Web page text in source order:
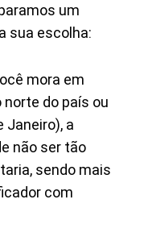
um
sua escolha:
mora em
do país ou
Janeiro), a
não ser tão
sendo mais
com